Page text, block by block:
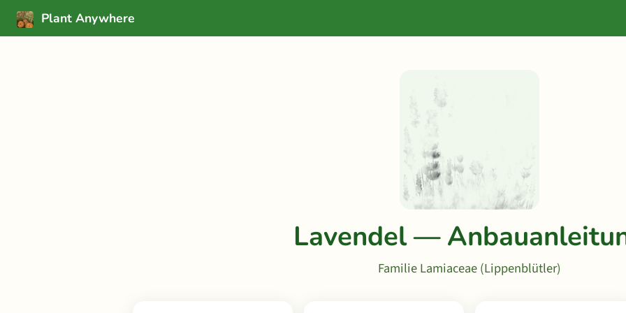
Plant Anywhere
Lavendel —
Familie Lamiaceae (Lippenblütler)